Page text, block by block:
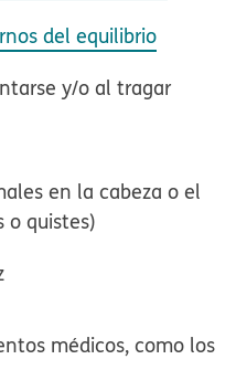
del equilibrio
y/o al tragar
en la cabeza o el
o quistes)
médicos, como los